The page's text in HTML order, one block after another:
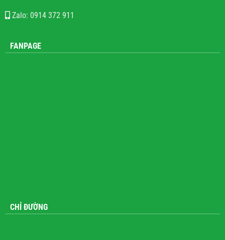
Zalo: 0914 372 911
FANPAGE
CHỈ ĐƯỜNG